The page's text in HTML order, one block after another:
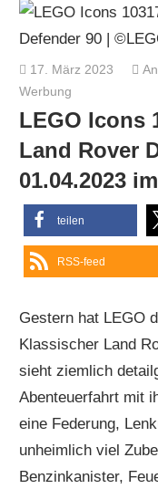
17. März 2023
Werbung
LEGO Icons
Land Rover
01.04.2023
teilen
RSS-feed
Gestern hat LEGO
Klassischer Land
sieht ziemlich
Abenteuerfahrt mit
eine Federung,
unheimlich viel
Benzinkanister,